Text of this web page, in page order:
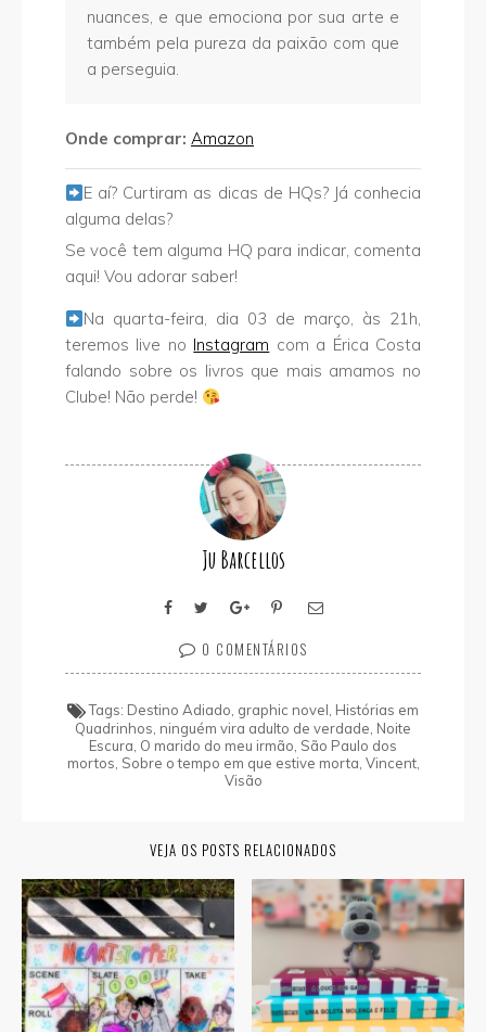
nuances, e que emociona por sua arte e
também pela pureza da paixão com que
a perseguia.
Onde comprar: Amazon
E aí? Curtiram as dicas de HQs? Já conhecia
alguma delas?
Se você tem alguma HQ para indicar, comenta
aqui! Vou adorar saber!
Na quarta-feira, dia 03 de março, às 21h,
teremos live no Instagram com a Érica Costa
falando sobre os livros que mais amamos no
Clube! Não perde!
Ju Barcellos
0 COMENTÁRIOS
Tags: Destino Adiado graphic novel Histórias em
Quadrinhos, ninguém vira adulto de verdade, Noite
Escura, O marido do meu irmão, São Paulo dos
mortos, Sobre o tempo em que estive morta, Vincent,
Visão
VEJA OS POSTS RELACIONADOS